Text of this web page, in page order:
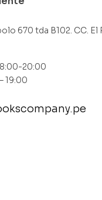
670 tda B102. CC. El
8:00-20:00
19:00